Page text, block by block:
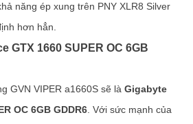
năng ép xung trên PNY XLR8 Silver
hơn hẳn.
GTX 1660 SUPER OC 6GB
GVN VIPER a1660S sẽ là Gigabyte
OC 6GB GDDR6. Với sức mạnh của